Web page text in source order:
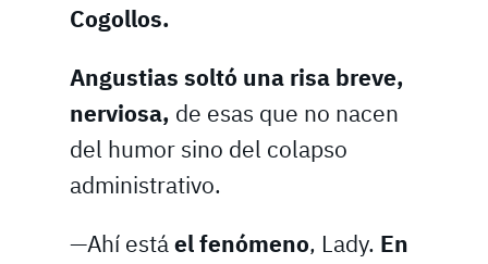
Cogollos.
Angustias soltó una risa breve,
nerviosa, de esas que no nacen
del humor sino del colapso
administrativo.
—Ahí estáel fenómeno, Lady. En